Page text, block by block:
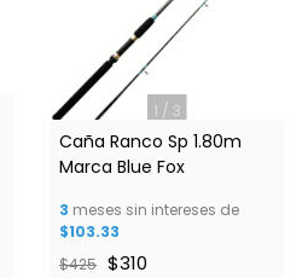
1 / 3
Caña Ranco Sp 1.80m
Marca Blue Fox
3 meses sin intereses de
$103.33
$425 $310